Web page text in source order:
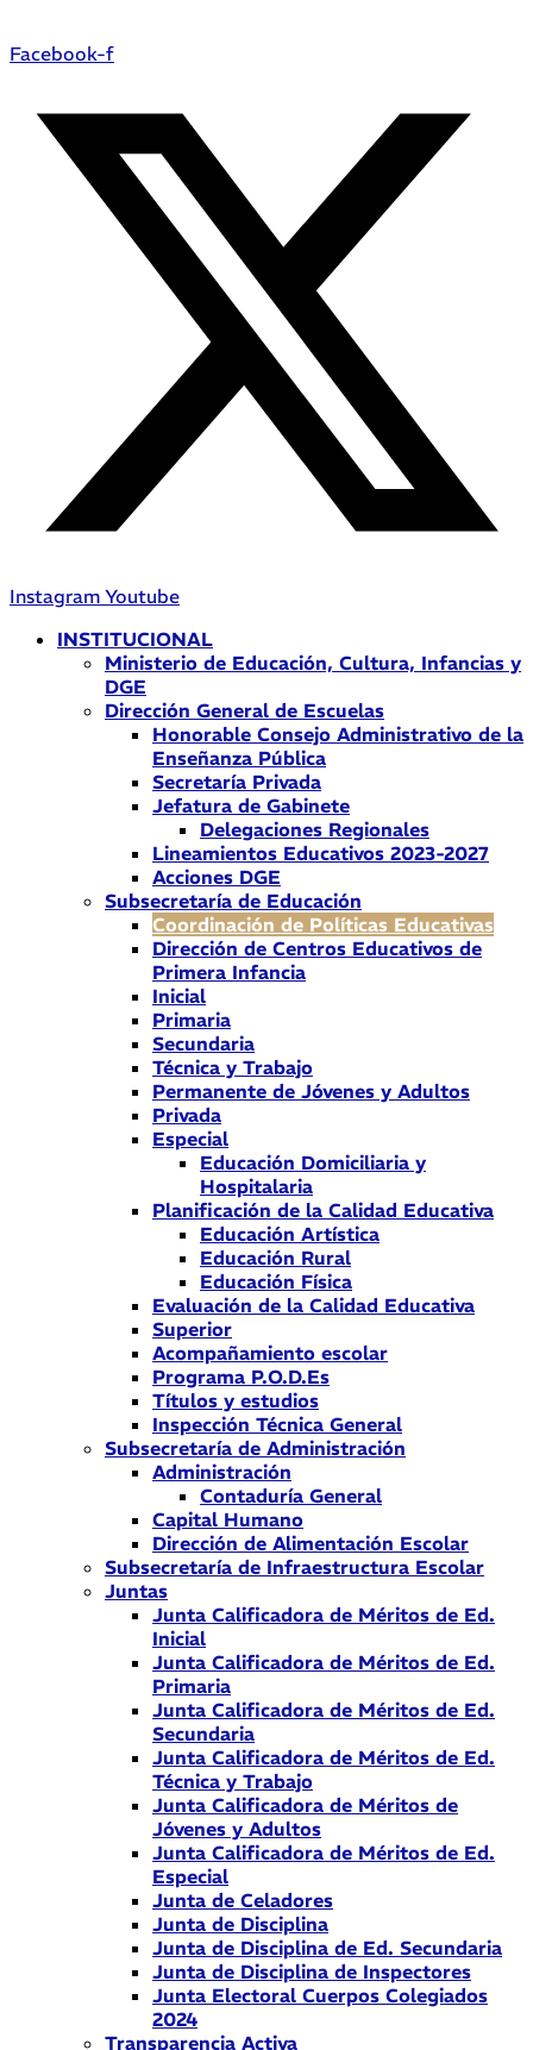
Facebook-f
Instagram Youtube
INSTITUCIONAL
Ministerio de Educación, Cultura, Infancias y
DGE
Dirección General de Escuelas
Honorable Consejo Administrativo de la
Enseñanza Pública
Secretaría Privada
Jefatura de Gabinete
Delegaciones Regionales
Lineamientos Educativos 2023-2027
Acciones DGE
Subsecretaría de Educación
Coordinación de Políticas Educativas
Dirección de Centros Educativos de
Primera Infancia
Inicial
Primaria
Secundaria
Técnica y Trabajo
Permanente de Jóvenes y Adultos
Privada
Especial
Educación Domiciliaria y
Hospitalaria
Planificación de la Calidad Educativa
Educación Artística
Educación Rural
Educación Física
Evaluación de la Calidad Educativa
Superior
Acompañamiento escolar
Programa P.O.D.Es
Títulos y estudios
Inspección Técnica General
Subsecretaría de Administración
Administración
Contaduría General
Capital Humano
Dirección de Alimentación Escolar
Subsecretaría de Infraestructura Escolar
Juntas
Junta Calificadora de Méritos de Ed.
Inicial
Junta Calificadora de Méritos de Ed.
Primaria
Junta Calificadora de Méritos de Ed.
Secundaria
Junta Calificadora de Méritos de Ed.
Técnica y Trabajo
Junta Calificadora de Méritos de
Jóvenes y Adultos
Junta Calificadora de Méritos de Ed.
Especial
Junta de Celadores
Junta de Disciplina
Junta de Disciplina de Ed. Secundaria
Junta de Disciplina de Inspectores
Junta Electoral Cuerpos Colegiados
2024
Transparencia Activa